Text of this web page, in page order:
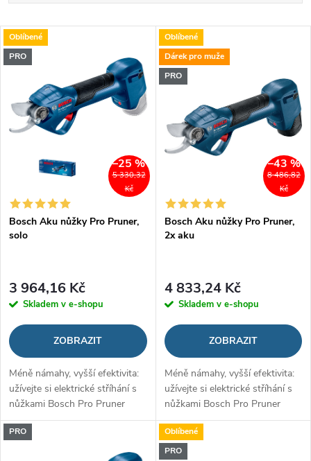
a
z
e
n
p
r
d
u
k
t
ů
Nejdražší
Abecedně
V
ý
p
i
p
r
o
d
u
k
t
Oblíbené
PRO
5 330,32
Kč
–25 %
Bosch Aku nůžky Pro Pruner,
solo
3 964,16 Kč
Skladem v e-shopu
ZOBRAZIT
Méně námahy, vyšší efektivita:
užívejte si elektrické stříhání s
nůžkami Bosch Pro Pruner
Oblíbené
Dárek pro muže
PRO
8 486,82
Kč
–43 %
Bosch Aku nůžky Pro Pruner,
2x aku
4 833,24 Kč
Skladem v e-shopu
ZOBRAZIT
Méně námahy, vyšší efektivita:
užívejte si elektrické stříhání s
nůžkami Bosch Pro Pruner
PRO
Oblíbené
PRO